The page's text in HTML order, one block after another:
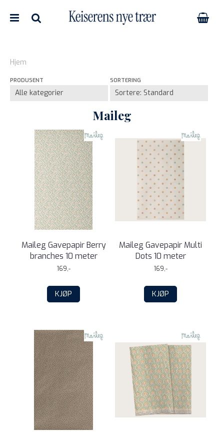
Hjem
PRODUSENT SORTERING
Maileg
Maileg Gavepapir Berry
branches 10 meter
169,-
KJØP
Maileg Gavepapir Multi
Dots 10 meter
169,-
KJØP